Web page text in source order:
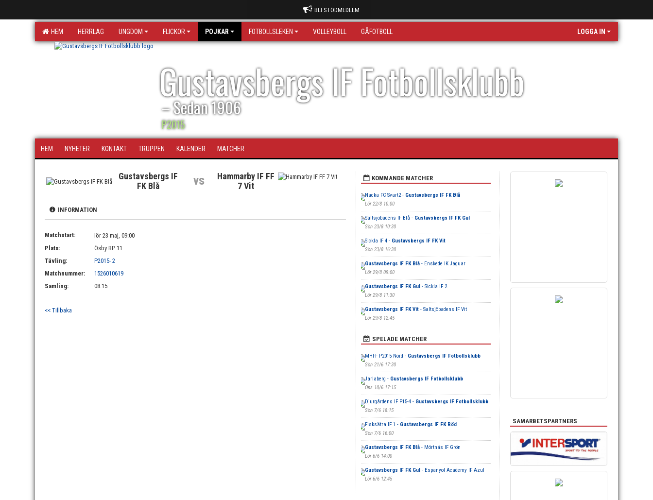
BLI STÖDMEDLEM
HEM HERRLAG UNGDOM FLICKOR POJKAR FOTBOLLSLEKEN VOLLEYBOLL GÅFOTBOLL LOGGA IN
Gustavsbergs IF Fotbollsklubb
– Sedan 1906
P2015
HEM NYHETER KONTAKT TRUPPEN KALENDER MATCHER
Gustavsbergs IF
FK Blå
vs
Hammarby IF FF
7 Vit
INFORMATION
Matchstart:
lör 23 maj, 09:00
Plats:
Ösby BP 11
Tävling:
P2015- 2
Matchnummer:
1526010619
Samling:
08:15
<< Tillbaka
KOMMANDE MATCHER
Nacka FC Svart2 - Gustavsbergs IF FK Blå
Lör 22/8 10:00
Saltsjöbadens IF Blå - Gustavsbergs IF FK Gul
Sön 23/8 10:30
Sickla IF 4 - Gustavsbergs IF FK Vit
Sön 23/8 16:30
Gustavsbergs IF FK Blå- Enskede IK Jaguar
Lör 29/8 09:00
Gustavsbergs IF FK Gul- Sickla IF 2
Lör 29/8 11:30
Gustavsbergs IF FK Vit- Saltsjöbadens IF Vit
Lör 29/8 12:45
SPELADE MATCHER
MHFF P2015 Nord - Gustavsbergs IF Fotbollsklubb
Sön 21/6 17:30
Jarlaberg - Gustavsbergs IF Fotbollsklubb
Ons 10/6 17:15
Djurgårdens IF P15-4 - Gustavsbergs IF Fotbollsklubb
Sön 7/6 18:15
Fisksätra IF 1 - Gustavsbergs IF FK Röd
Sön 7/6 16:00
Gustavsbergs IF FK Blå- Mörtnäs IF Grön
Lör 6/6 14:00
Gustavsbergs IF FK Gul- Espanyol Academy IF Azul
Lör 6/6 12:45
SAMARBETSPARTNERS